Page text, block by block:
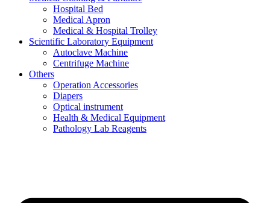
Hospital Bed
Medical Apron
Medical & Hospital Trolley
Scientific Laboratory Equipment
Autoclave Machine
Centrifuge Machine
Others
Operation Accessories
Diapers
Optical instrument
Health & Medical Equipment
Pathology Lab Reagents